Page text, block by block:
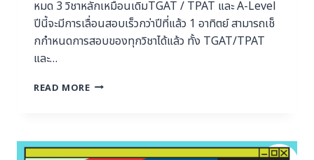
หมด 3 วิชาหลักเหมือนเดิมTGAT / TPAT และ A-Level
ปีนี้จะมีการเลื่อนสอบเร็วกว่าปีที่แล้ว 1 อาทิตย์ สามารถเช็
กกำหนดการสอบของทุกวิชาได้แล้ว ทั้ง TGAT/TPAT
และ…
READ MORE